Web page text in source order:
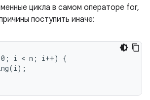
цикла в самом операторе for,
поступить иначе:
i < n; i++) {